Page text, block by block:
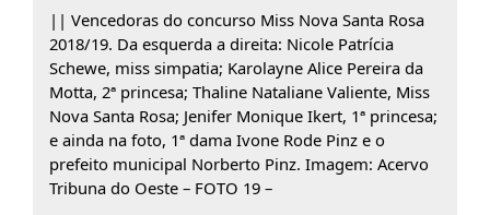
|| Vencedoras do concurso Miss Nova Santa Rosa
2018/19. Da esquerda a direita: Nicole Patrícia
Schewe, miss simpatia; Karolayne Alice Pereira da
Motta, 2ª princesa; Thaline Nataliane Valiente, Miss
Nova Santa Rosa; Jenifer Monique Ikert, 1ª princesa;
e ainda na foto, 1ª dama Ivone Rode Pinz e o
prefeito municipal Norberto Pinz. Imagem: Acervo
Tribuna do Oeste – FOTO 19 –